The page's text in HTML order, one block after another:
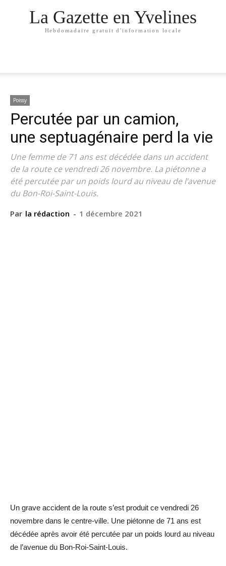
La Gazette en Yvelines
Hebdomadaire gratuit d'information locale
Poissy
Percutée par un camion,
une septuagénaire perd la vie
Une femme de 71 ans est décédée dans un accident
de la route ce vendredi 26 novembre. La piétonne a
été percutée par un poids lourd au niveau de l’avenue
du Bon-Roi-Saint-Louis.
Par la rédaction - 1 décembre 2021
Un grave accident de la route s’est produit ce vendredi 26
novembre dans le centre-ville. Une piétonne de 71 ans est
décédée après avoir été percutée par un poids lourd au niveau
de l’avenue du Bon-Roi-Saint-Louis.